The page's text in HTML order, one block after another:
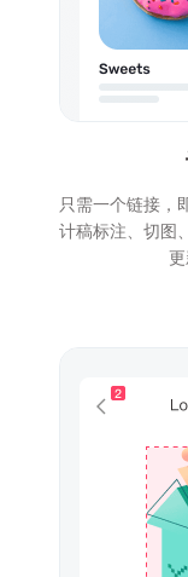
只需一个链接，
计稿标注、切图